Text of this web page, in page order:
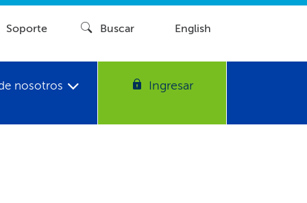
Soporte​​ Buscar​​ English
nosotros​​ Ingresar​​